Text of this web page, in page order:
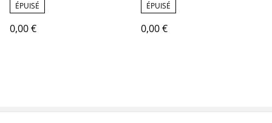
ÉPUISÉ
0,00 €
ÉPUISÉ
0,00 €